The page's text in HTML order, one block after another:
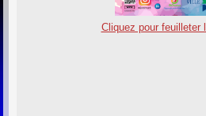
Cliquez pour feuilleter